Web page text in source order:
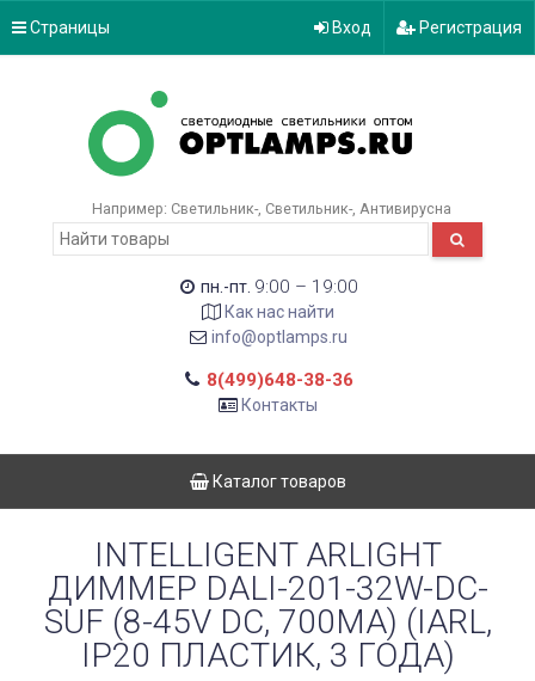
Страницы Вход Регистрация
Например: Светильник- Светильник- Антивирусна
пн.-пт. 9:00 – 19:00
Как нас найти
info@optlamps.ru
8(499)648-38-36
Контакты
Каталог товаров
INTELLIGENT ARLIGHT
ДИММЕР DALI-201-32W-DC-
SUF (8-45V DC, 700MА) (IARL,
IP20 ПЛАСТИК, 3 ГОДА)